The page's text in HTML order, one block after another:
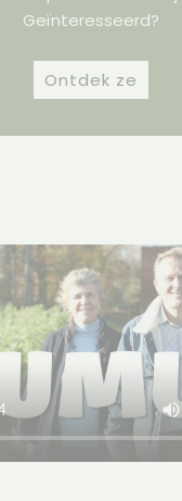
Geïnteresseerd?
Ontdek ze